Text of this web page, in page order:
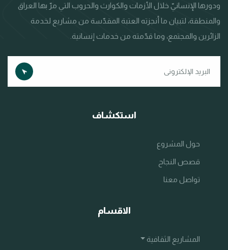
ودورها الإنسانيّ خلال الأزمات والكوارث والحروب التي مرّ بها العراق
والمنطقة، لتبيان ما أنجزته العتبة المقدّسة من مشاريع لخدمة
الزائرين والمجتمع، وما قدّمته من خدمات إنسانية.
استكشاف
حول المشروع
قصص النجاح
تواصل معنا
الاقسام
المشاريع الثقافية